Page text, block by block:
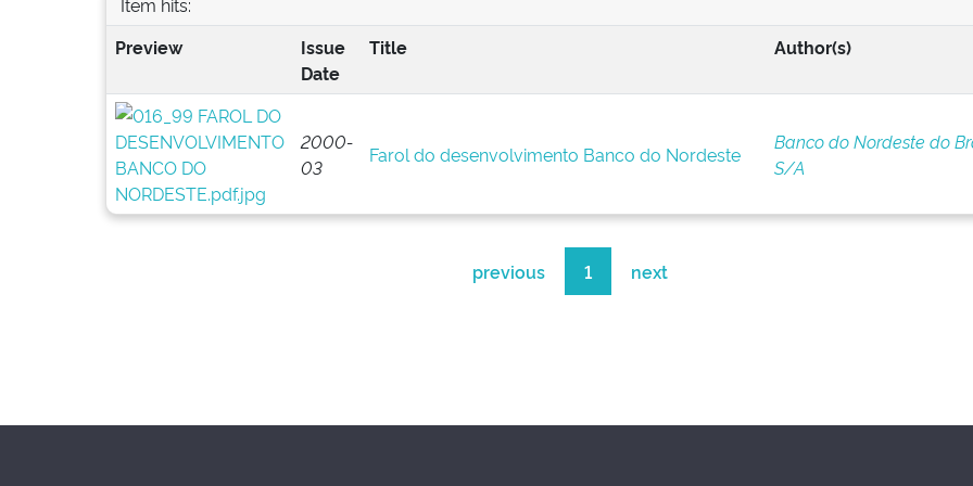
Preview
Issue
Date
Title Author(s)
2000-
03
Farol do desenvolvimento Banco do Nordeste
Banco do Nordeste do
S/A
previous 1 next